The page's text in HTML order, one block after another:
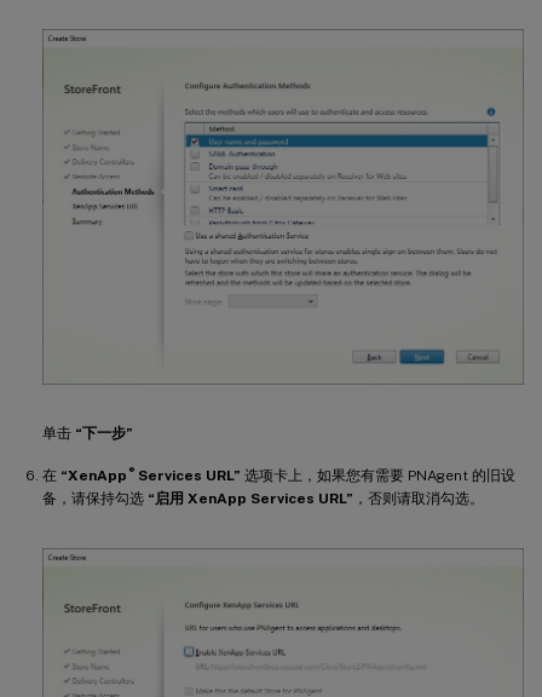
单击 “下一步”
在 “XenApp ®Services URL” 选项卡上，如果您有需要 PNAgent 的旧设
备，请保持勾选 “启用 XenApp Services URL” ，否则请取消勾选。